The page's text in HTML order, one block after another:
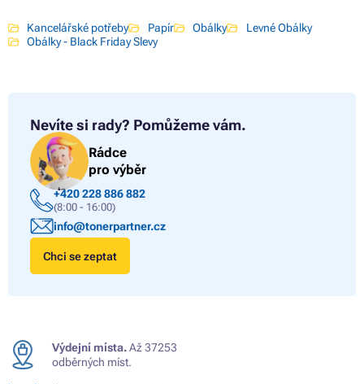
Kancelářské potřeby Papír Obálky
Levné Obálky
Obálky - Black Friday Slevy
Nevíte si rady? Pomůžeme vám.
Rádce
pro výběr
+420 228 886 882
(8:00 - 16:00)
info@tonerpartner.cz
Chci se zeptat
Výdejní místa.Až 37253
odběrných míst.